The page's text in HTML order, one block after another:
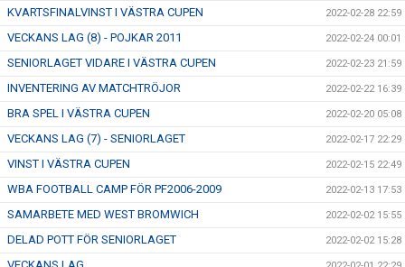
KVARTSFINALVINST I VÄSTRA CUPEN 2022-02-28 22:59
VECKANS LAG (8) - POJKAR 2011 2022-02-24 00:01
SENIORLAGET VIDARE I VÄSTRA CUPEN 2022-02-23 21:59
INVENTERING AV MATCHTRÖJOR 2022-02-22 16:39
BRA SPEL I VÄSTRA CUPEN 2022-02-20 05:08
VECKANS LAG (7) - SENIORLAGET 2022-02-17 22:29
VINST I VÄSTRA CUPEN 2022-02-15 22:49
WBA FOOTBALL CAMP FÖR PF2006-2009 2022-02-13 17:53
SAMARBETE MED WEST BROMWICH 2022-02-02 15:55
DELAD POTT FÖR SENIORLAGET 2022-02-02 15:28